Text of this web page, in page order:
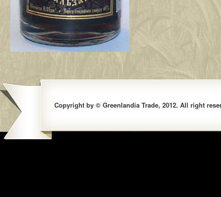
Copyright by © Greenlandia Trade, 2012. All right